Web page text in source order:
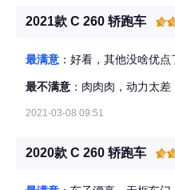
2021款 C 260 轿跑车
最满意 ：好看，其他没啥优
最不满意 ：肉肉肉，动力太
2021-03-08 09:51
2020款 C 260 轿跑车